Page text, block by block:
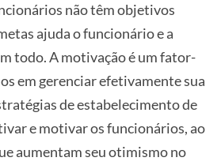
não têm objetivos
ajuda o funcionário e a
todo. A motivação é um fator-
em gerenciar efetivamente sua
de estabelecimento de
e motivar os funcionários, ao
aumentam seu otimismo no